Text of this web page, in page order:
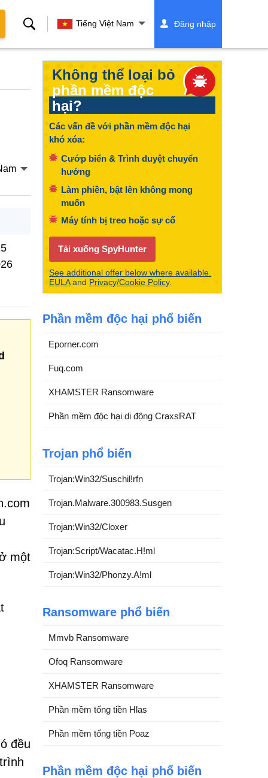
Tìm
kiếm
Tiếng Việt Nam Đăng nhập
một
đều
Không thể loại bỏ
phần mềm độc
hại?
Các vấn đề với phần mềm độc hại
khó xóa:
Cướp biển & Trình duyệt chuyển
hướng
Làm phiền, bật lên không mong
muốn
Máy tính bị treo hoặc sự cố
Tải xuống SpyHunter
See additional offer below where available.
EULAand Privacy/Cookie Policy.
Phần mềm độc hại phổ biến
Eporner.com
Fuq.com
XHAMSTER Ransomware
Phần mềm độc hại di động CraxsRAT
Trojan phổ biến
Trojan:Win32/Suschil!rfn
Trojan.Malware.300983.Susgen
Trojan:Win32/Cloxer
Trojan:Script/Wacatac.H!ml
Trojan:Win32/Phonzy.A!ml
Ransomware phổ biến
Mmvb Ransomware
Ofoq Ransomware
XHAMSTER Ransomware
Phần mềm tống tiền Hlas
Phần mềm tống tiền Poaz
Phần mềm độc hại phổ biến